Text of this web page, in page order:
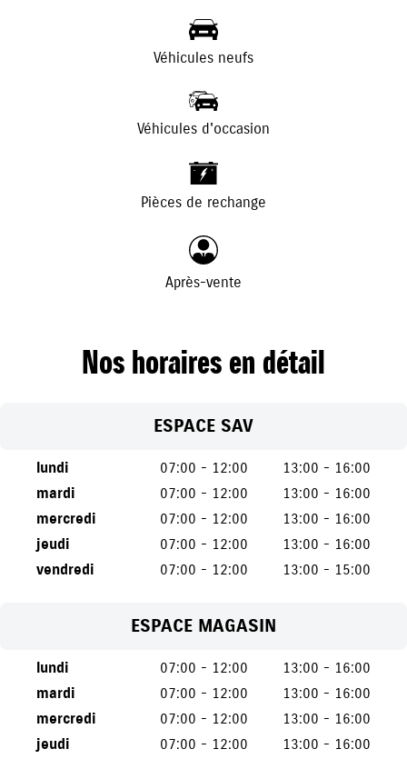
Véhicules neufs
Véhicules d'occasion
- +
Pièces de rechange
Après-vente
Nos horaires en détail
ESPACE SAV
lundi 07:00 - 12:00
13:00 - 16:00
mardi
07:00 - 12:00
13:00 - 16:00
mercredi
07:00 - 12:00
13:00 - 16:00
jeudi
07:00 - 12:00
13:00 - 16:00
vendredi
07:00 - 12:00 13:00 - 15:00
ESPACE MAGASIN
lundi 07:00 - 12:00
13:00 - 16:00
mardi
07:00 - 12:00
13:00 - 16:00
mercredi
07:00 - 12:00
13:00 - 16:00
jeudi
07:00 - 12:00
13:00 - 16:00